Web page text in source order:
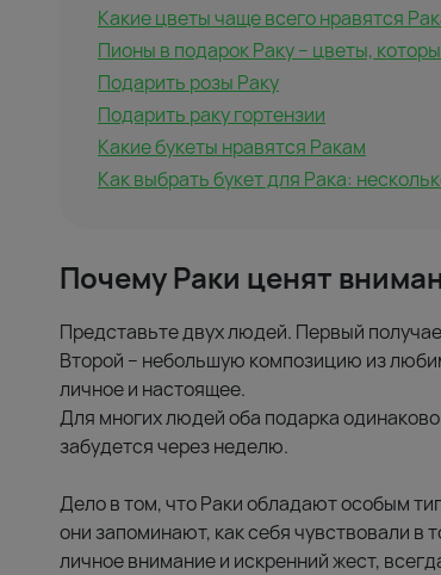
Какие цветы чаще всего нравятся
Пионы в подарок Раку – цветы,
Подарить розы Раку
Подарить раку гортензии
Какие букеты нравятся Ракам
Как выбрать букет для Рака:
Почему Раки ценят
Представьте двух людей. Первый
Второй – небольшую композицию из
личное и настоящее.
Для многих людей оба подарка
забудется через неделю.
Дело в том, что Раки обладают особым
они запоминают, как себя чувствовали в
личное внимание и искренний жест,